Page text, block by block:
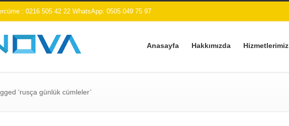
: 0216 505 42 22 WhatsApp: 0505 049 75 97
Anasayfa Hakkımızda Hizmetlerimiz
‘rusça günlük cümleler’